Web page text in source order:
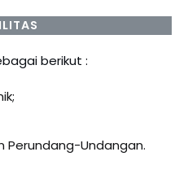
berikut :
Perundang-Undangan.